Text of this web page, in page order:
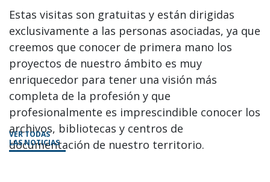
Estas visitas son gratuitas y están dirigidas
exclusivamente a las personas asociadas, ya que
creemos que conocer de primera mano los
proyectos de nuestro ámbito es muy
enriquecedor para tener una visión más
completa de la profesión y que
profesionalmente es imprescindible conocer los
archivos, bibliotecas y centros de
documentación de nuestro territorio.
VER TODAS
LAS NOTICIAS